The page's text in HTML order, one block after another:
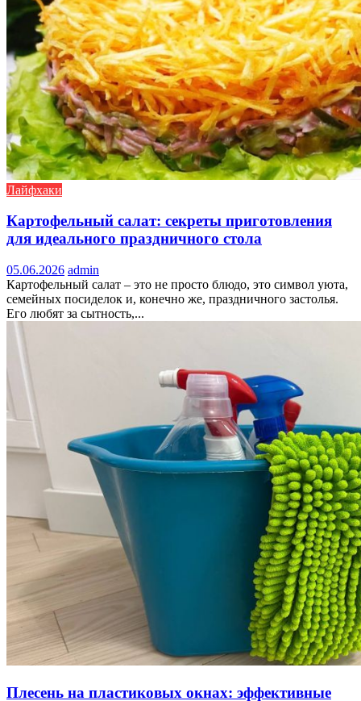
Лайфхаки
Картофельный салат: секреты приготовления
для идеального праздничного стола
05.06.2026 admin
Картофельный салат – это не просто блюдо, это символ уюта,
семейных посиделок и, конечно же, праздничного застолья.
Его любят за сытность,...
Плесень на пластиковых окнах: эффективные